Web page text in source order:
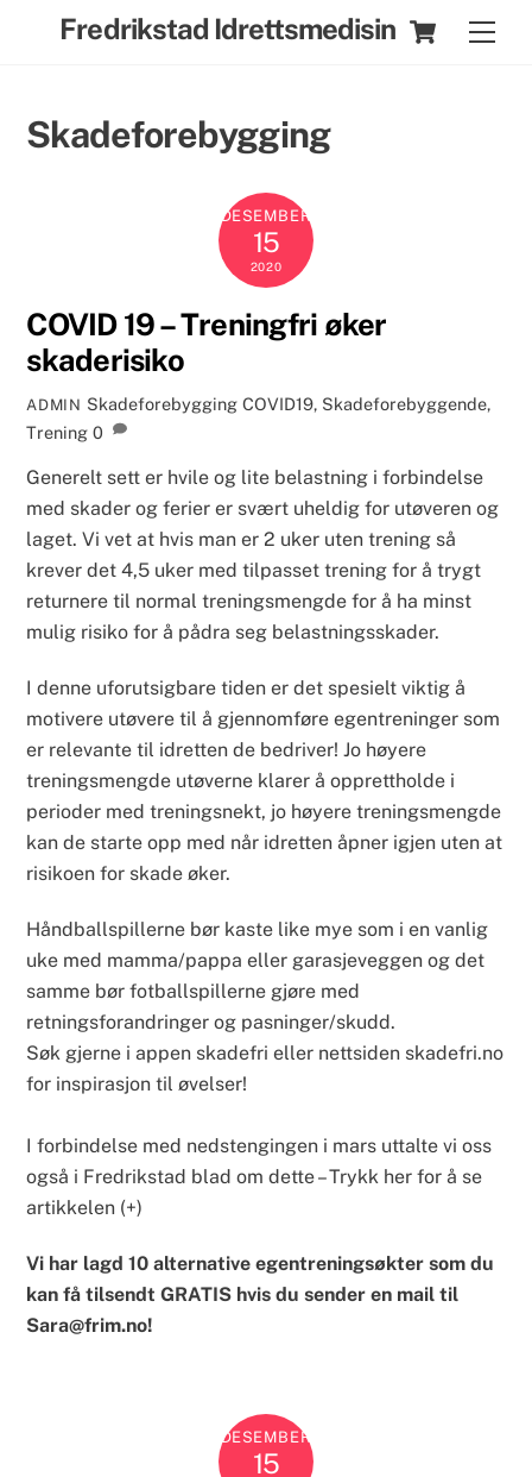
Cart
Fredrikstad Idrettsmedisin
Skadeforebygging
DESEMBER
15
2020
COVID 19 – Treningfri øker
skaderisiko
ADMIN Skadeforebygging COVID19, Skadeforebyggende,
Trening 0
Generelt sett er hvile og lite belastning i forbindelse
med skader og ferier er svært uheldig for utøveren og
laget. Vi vet at hvis man er 2 uker uten trening så
krever det 4,5 uker med tilpasset trening for å trygt
returnere til normal treningsmengde for å ha minst
mulig risiko for å pådra seg belastningsskader.
I denne uforutsigbare tiden er det spesielt viktig å
motivere utøvere til å gjennomføre egentreninger som
er relevante til idretten de bedriver! Jo høyere
treningsmengde utøverne klarer å opprettholde i
perioder med treningsnekt, jo høyere treningsmengde
kan de starte opp med når idretten åpner igjen uten at
risikoen for skade øker.
Håndballspillerne bør kaste like mye som i en vanlig
uke med mamma/pappa eller garasjeveggen og det
samme bør fotballspillerne gjøre med
retningsforandringer og pasninger/skudd.
Søk gjerne i appen skadefri eller nettsiden skadefri.no
for inspirasjon til øvelser!
I forbindelse med nedstengingen i mars uttalte vi oss
også i Fredrikstad blad om dette –Trykk her for å se
artikkelen (+)
Vi har lagd 10 alternative egentreningsøkter som du
kan få tilsendt GRATIS hvis du sender en mail til
Sara@frim.no!
DESEMBER
15